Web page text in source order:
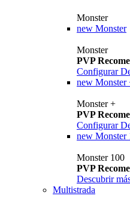
Monster
new Monster
Monster
PVP
Configurar
new Monster
Monster +
PVP
Configurar
new Monster
Monster 100
PVP
Descubrir
Multistrada